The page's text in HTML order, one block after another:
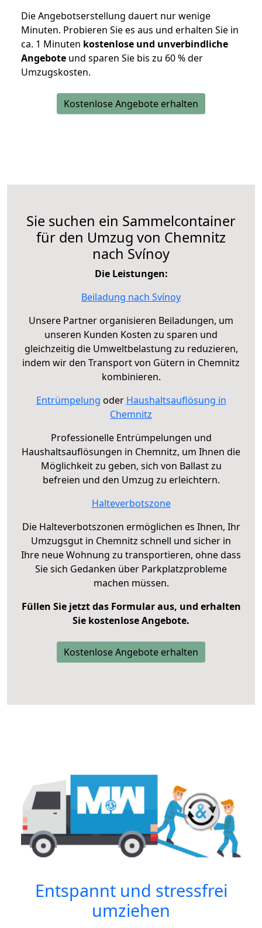
Die Angebotserstellung dauert nur wenige
Minuten. Probieren Sie es aus und erhalten Sie in
ca. 1 Minuten kostenlose und unverbindliche
Angebote und sparen Sie bis zu 60 % der
Umzugskosten.
Kostenlose Angebote erhalten
Sie suchen ein Sammelcontainer
für den Umzug von Chemnitz
nach Svínoy
Die Leistungen:
Beiladung nach Svínoy
Unsere Partner organisieren Beiladungen, um
unseren Kunden Kosten zu sparen und
gleichzeitig die Umweltbelastung zu reduzieren,
indem wir den Transport von Gütern in Chemnitz
kombinieren.
Entrümpelung oder Haushaltsauflösung in
Chemnitz
Professionelle Entrümpelungen und
Haushaltsauflösungen in Chemnitz, um Ihnen die
Möglichkeit zu geben, sich von Ballast zu
befreien und den Umzug zu erleichtern.
Halteverbotszone
Die Halteverbotszonen ermöglichen es Ihnen, Ihr
Umzugsgut in Chemnitz schnell und sicher in
Ihre neue Wohnung zu transportieren, ohne dass
Sie sich Gedanken über Parkplatzprobleme
machen müssen.
Füllen Sie jetzt das Formular aus, und erhalten
Sie kostenlose Angebote.
Kostenlose Angebote erhalten
Entspannt und stressfrei
umziehen